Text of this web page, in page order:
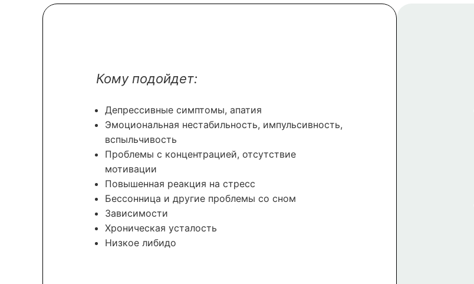
Кому подойдет:
Депрессивные симптомы, апатия
Эмоциональная нестабильность, импульсивность,
вспыльчивость
Проблемы с концентрацией, отсутствие
мотивации
Повышенная реакция на стресс
Бессонница и другие проблемы со сном
Зависимости
Хроническая усталость
Низкое либидо